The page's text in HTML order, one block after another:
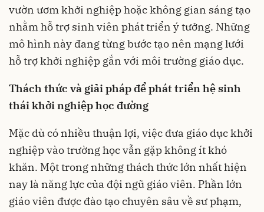
vườn ươm khởi nghiệp hoặc không gian sáng tạo
nhằm hỗ trợ sinh viên phát triển ý tưởng. Những
mô hình này đang từng bước tạo nên mạng lưới
hỗ trợ khởi nghiệp gắn với môi trường giáo dục.
Thách thức và giải pháp để phát triển hệ sinh
thái khởi nghiệp học đường
Mặc dù có nhiều thuận lợi, việc đưa giáo dục khởi
nghiệp vào trường học vẫn gặp không ít khó
khăn. Một trong những thách thức lớn nhất hiện
nay là năng lực của đội ngũ giáo viên. Phần lớn
giáo viên được đào tạo chuyên sâu về sư phạm,